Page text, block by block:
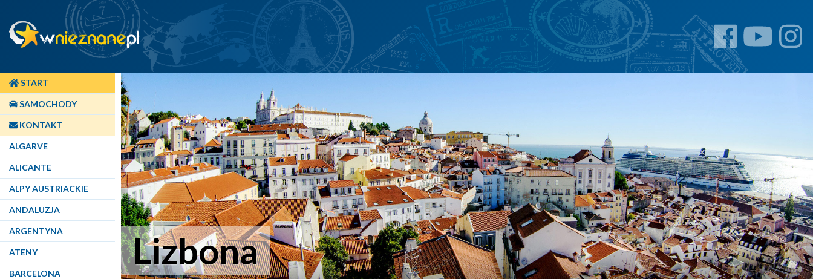
START
SAMOCHODY
KONTAKT
ALGARVE
ALICANTE
ALPY AUSTRIACKIE
ANDALUZJA
ARGENTYNA
ATENY
BARCELONA
Lizbona